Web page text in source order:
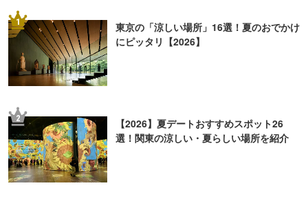
1
東京の「涼しい場所」16選！夏のおでかけ
にピッタリ【2026】
2
【2026】夏デートおすすめスポット26
選！関東の涼しい・夏らしい場所を紹介